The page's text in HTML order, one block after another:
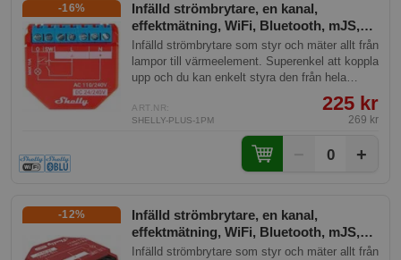
Infälld strömbrytare, en kanal,
effektmätning, WiFi, Bluetooth, mJS,
Shelly Plus 1PM
-16%
Infälld strömbrytare som styr och mäter allt från
lampor till värmeelement. Superenkel att koppla
upp och du kan enkelt styra den från hela
världen. Kraftfull med effektmätning och
inbyggd skriptmotor.
ART.NR:
SHELLY-PLUS-1PM
225 kr
269 kr
0 +
Infälld strömbrytare, en kanal,
effektmätning, WiFi, Bluetooth, mJS,
Shelly Plus 1PM Gen3
-12%
Infälld strömbrytare som styr och mäter allt från